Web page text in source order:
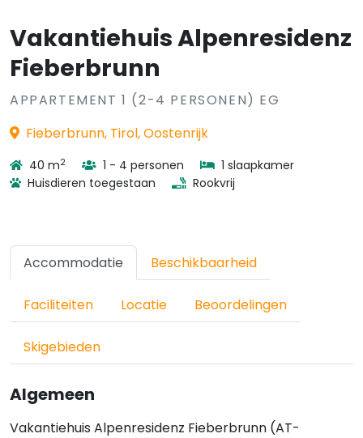
Vakantiehuis Alpenresidenz
Fieberbrunn
APPARTEMENT 1 (2-4 PERSONEN) EG
Fieberbrunn, Tirol, Oostenrijk
40 m2 1 - 4 personen
1 slaapkamer
Huisdieren toegestaan
Rookvrij
Accommodatie Beschikbaarheid
Faciliteiten Locatie Beoordelingen
Skigebieden
Algemeen
Vakantiehuis Alpenresidenz Fieberbrunn (AT-